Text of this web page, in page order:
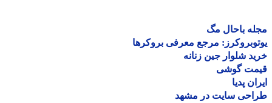
باحال مگ
مرجع معرفی بروکرها
شلوار جین زنانه
گوشی
پدیا
سایت در مشهد